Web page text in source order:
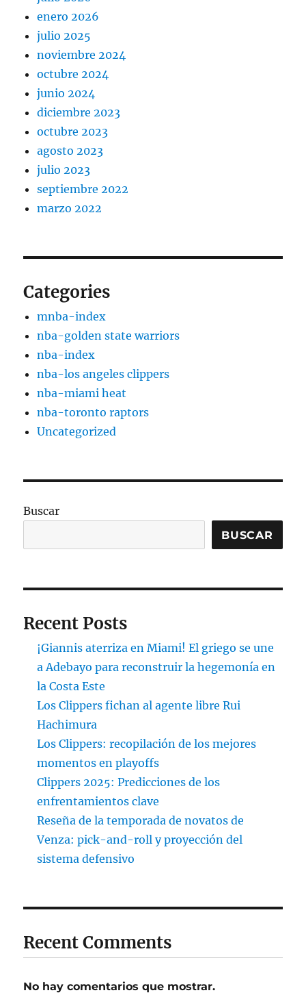
enero 2026
julio 2025
noviembre 2024
octubre 2024
junio 2024
diciembre 2023
octubre 2023
agosto 2023
julio 2023
septiembre 2022
marzo 2022
Categories
mnba-index
nba-golden state warriors
nba-index
nba-los angeles clippers
nba-miami heat
nba-toronto raptors
Uncategorized
Buscar
BUSCAR
Recent Posts
¡Giannis aterriza en Miami! El griego se une
a Adebayo para reconstruir la hegemonía en
la Costa Este
Los Clippers fichan al agente libre Rui
Hachimura
Los Clippers: recopilación de los mejores
momentos en playoffs
Clippers 2025: Predicciones de los
enfrentamientos clave
Reseña de la temporada de novatos de
Venza: pick-and-roll y proyección del
sistema defensivo
Recent Comments
No hay comentarios que mostrar.